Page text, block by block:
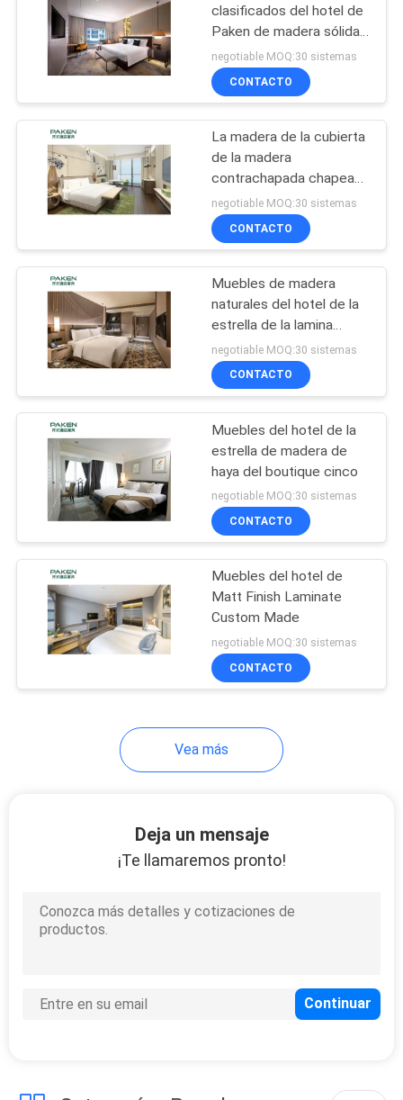
PRIVACY
POLICY
clasificados del hotel de
Paken de madera sólida
de la estrella
negotiable MOQ:30 sistemas
CONTACTO
La madera de la cubierta
de la madera
contrachapada chapea
los muebles del hotel de
cinco estrellas
negotiable MOQ:30 sistemas
CONTACTO
Muebles de madera
naturales del hotel de la
estrella de la lamina
cinco
negotiable MOQ:30 sistemas
CONTACTO
Muebles del hotel de la
estrella de madera de
haya del boutique cinco
negotiable MOQ:30 sistemas
CONTACTO
Muebles del hotel de
Matt Finish Laminate
Custom Made
negotiable MOQ:30 sistemas
CONTACTO
Vea más
Deja un mensaje
¡Te llamaremos pronto!